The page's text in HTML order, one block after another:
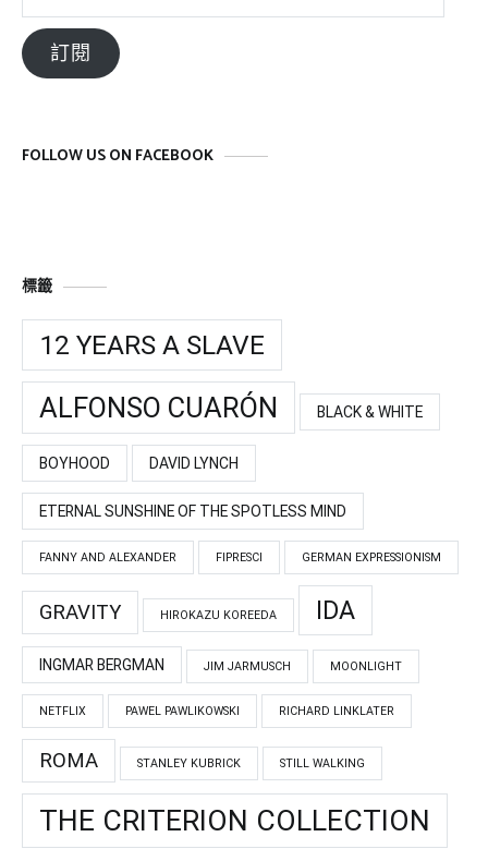
郵
件
訂閱
FOLLOW US ON FACEBOOK
標籤
12 YEARS A SLAVE
ALFONSO CUARÓN BLACK & WHITE
BOYHOOD DAVID LYNCH
ETERNAL SUNSHINE OF THE SPOTLESS MIND
FANNY AND ALEXANDER FIPRESCI GERMAN EXPRESSIONISM
GRAVITY HIROKAZU KOREEDA IDA
INGMAR BERGMAN JIM JARMUSCH MOONLIGHT
NETFLIX PAWEL PAWLIKOWSKI RICHARD LINKLATER
ROMA STANLEY KUBRICK STILL WALKING
THE CRITERION COLLECTION